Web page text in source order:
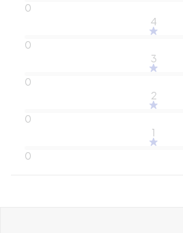
0
4
0
3
0
2
0
1
0